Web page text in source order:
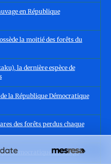
en République
la moitié des forêts du
la dernière espèce de
la République Démocratique
des forêts perdus chaque
Démocratique du Congo